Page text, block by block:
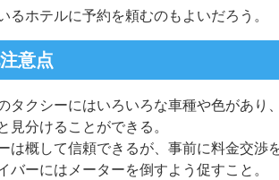
るホテルに予約を頼むのもよいだろう。
意点
タクシーにはいろいろな車種や色があり
見分けることができる。
は概して信頼できるが、事前に料金交渉
バーにはメーターを倒すよう促すこと。